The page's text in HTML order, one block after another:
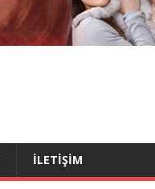
İLETIŞIM